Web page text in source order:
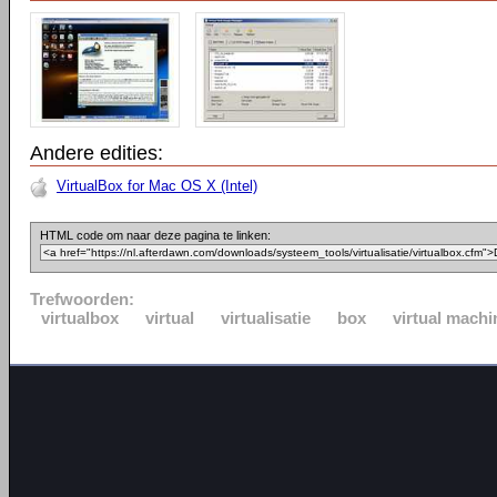
Andere edities:
VirtualBox for Mac OS X (Intel)
HTML code om naar deze pagina te linken:
Trefwoorden:
virtualbox
virtual virtualisatie box virtual